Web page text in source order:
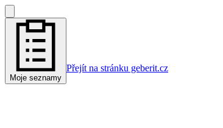
Moje seznamy
Přejít na stránku geberit.cz